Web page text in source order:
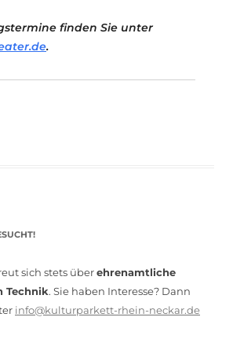
finden Sie unter
.
sich stets überehrenamtliche
Technik. Sie haben Interesse? Dann
info@kulturparkett-rhein-neckar.de